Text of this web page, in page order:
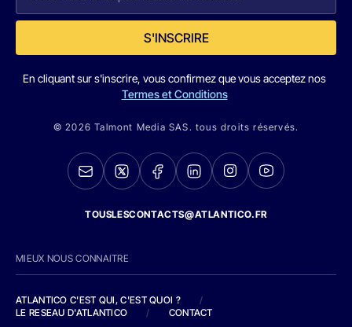
S'INSCRIRE
En cliquant sur s'inscrire, vous confirmez que vous acceptez nos
Termes et Conditions
© 2026 Talmont Media SAS. tous droits réservés.
TOUSLESCONTACTS@ATLANTICO.FR
MIEUX NOUS CONNAITRE
ATLANTICO C'EST QUI, C'EST QUOI ?
/
LE RESEAU D'ATLANTICO
/ CONTACT